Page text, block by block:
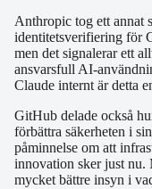
Anthropic tog ett annat
identitetsverifiering för
men det signalerar ett
ansvarsfull AI-
Claude internt är detta
GitHub delade också
förbättra säkerheten i
påminnelse om att
innovation sker just nu.
mycket bättre insyn i